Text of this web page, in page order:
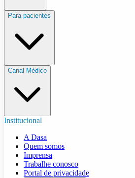
Para pacientes
Canal Médico
Institucional
A Dasa
Quem somos
Imprensa
Trabalhe conosco
Portal de privacidade